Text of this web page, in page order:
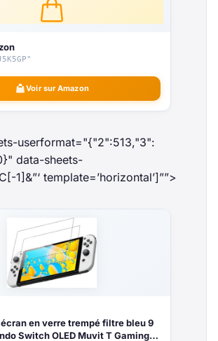
Voir sur Amazon
userformat="{"2":513,"3":
data-sheets-
C[-1]&”‘ template=’horizontal’]””>
en verre trempé filtre bleu 9
Switch OLED Muvit T Gaming